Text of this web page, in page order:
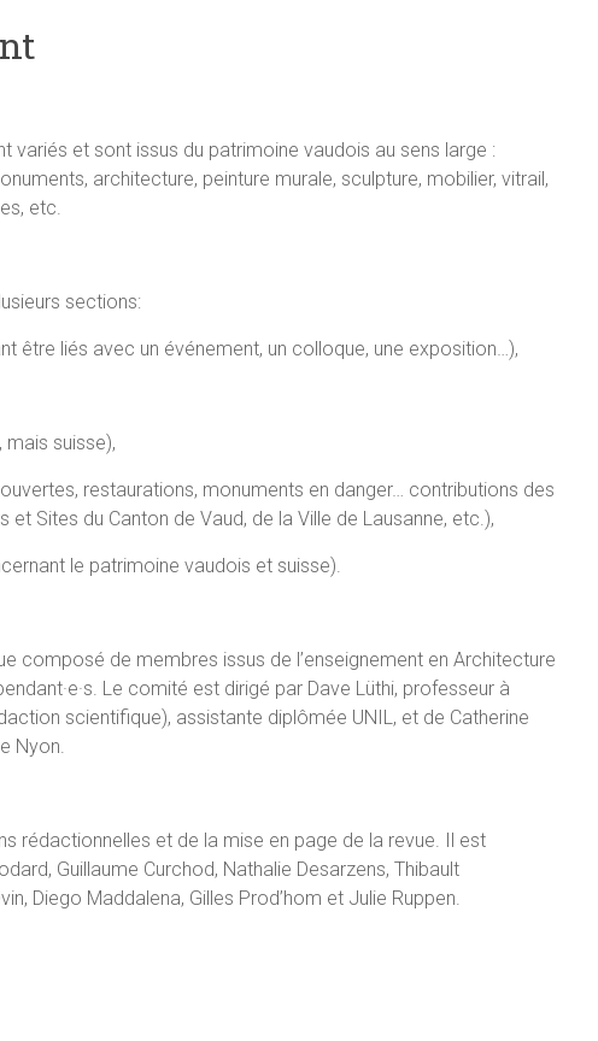
variés et sont issus du patrimoine vaudois au sens large :
architecture, peinture murale, sculpture, mobilier, vitrail,
etc.
sections:
être liés avec un événement, un colloque, une exposition…),
mais suisse),
restaurations, monuments en danger… contributions des
Sites du Canton de Vaud, de la Ville de Lausanne, etc.),
le patrimoine vaudois et suisse).
composé de membres issus de l’enseignement en Architecture
Le comité est dirigé par Dave Lüthi, professeur à
scientifique), assistante diplômée UNIL, et de Catherine
Nyon.
rédactionnelles et de la mise en page de la revue. Il est
Guillaume Curchod, Nathalie Desarzens, Thibault
Diego Maddalena, Gilles Prod’hom et Julie Ruppen.